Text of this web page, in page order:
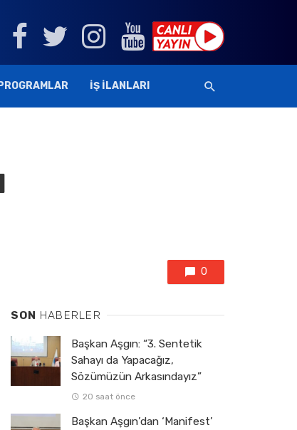
PROGRAMLAR İŞ İLANLARI
0
SON HABERLER
Başkan Aşgın: “3. Sentetik
Sahayı da Yapacağız,
Sözümüzün Arkasındayız”
20 saat önce
Başkan Aşgın’dan ‘Manifest’